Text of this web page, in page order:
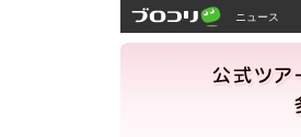
ニュース